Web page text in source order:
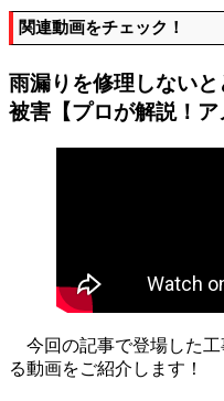
関連動画をチェック！
雨漏りを修理しない
被害【プロが解説！ア
今回の記事で登場した工
る動画をご紹介します！